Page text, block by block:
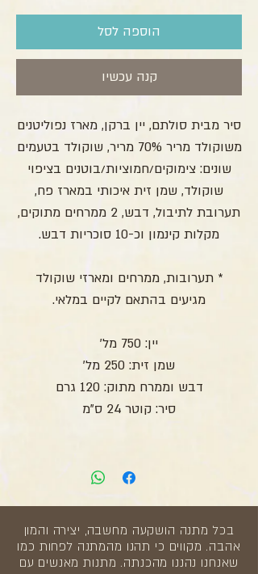
הוספה לסל
קנה עכשיו
סיר מבית סולתם, יין ברקן, מארז נפוליטנים
משוקולד מריר 70% מריר, שוקולד בטעמים
שונים: צימוקים/חמוציות/בוטנים בציפוי
שוקולד, שמן זית איכותי במארז פח,
תערובת לתיבול, דבש, 2 ממרחים מתוקים,
מקלות קינמון וכ-10 סוכריות דבש.
* תערובות, ממרחים ומארזי שוקולד
מגיעים בהתאם לקיים במלאי.
יין: 750 מל'
שמן זית: 250 מל'
דבש וממרח מתוק: 120 גרם
סיר: קוטר 24 ס"מ
בכל מתנה הושקעה מחשבה, יצירה והמון
אהבה. מקווים כי תהנו מהמתנה לפחות כמו
שאנחנו נהננו מהכנתה. מתנות מאנשים עם